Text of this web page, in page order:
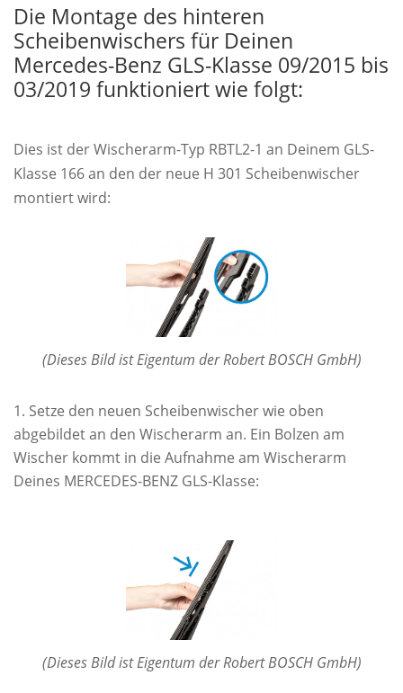
Die Montage des hinteren
Scheibenwischers für Deinen
Mercedes-Benz GLS-Klasse 09/2015 bis
03/2019 funktioniert wie folgt:
Dies ist der Wischerarm-Typ RBTL2-1 an Deinem GLS-
Klasse 166 an den der neue H 301 Scheibenwischer
montiert wird:
(Dieses Bild ist Eigentum der Robert BOSCH GmbH)
Setze den neuen Scheibenwischer wie oben
abgebildet an den Wischerarm an. Ein Bolzen am
Wischer kommt in die Aufnahme am Wischerarm
Deines MERCEDES-BENZ GLS-Klasse:
(Dieses Bild ist Eigentum der Robert BOSCH GmbH)